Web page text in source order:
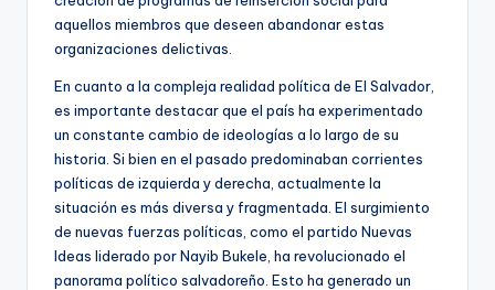
aquellos miembros que deseen abandonar estas
organizaciones delictivas.
En cuanto a la compleja realidad política de El Salvador,
es importante destacar que el país ha experimentado
un constante cambio de ideologías a lo largo de su
historia. Si bien en el pasado predominaban corrientes
políticas de izquierda y derecha, actualmente la
situación es más diversa y fragmentada. El surgimiento
de nuevas fuerzas políticas, como el partido Nuevas
Ideas liderado por Nayib Bukele, ha revolucionado el
panorama político salvadoreño. Esto ha generado un